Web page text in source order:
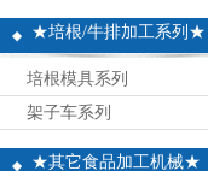
★培根/牛排加工系列★
培根模具系列
架子车系列
★其它食品加工机械★